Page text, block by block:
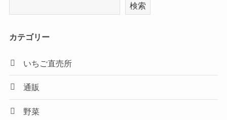
検索
カテゴリー
いちご直売所
通販
野菜